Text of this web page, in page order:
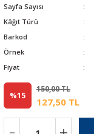
Sayfa Sayısı
Kâğıt Türü
Barkod
Örnek
Fiyat
%15
150,00 TL
127,50 TL